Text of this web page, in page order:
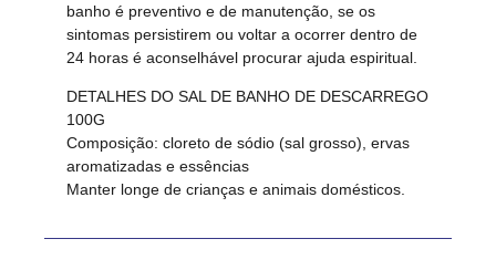
banho é preventivo e de manutenção, se os
sintomas persistirem ou voltar a ocorrer dentro de
24 horas é aconselhável procurar ajuda espiritual.
DETALHES DO SAL DE BANHO DE DESCARREGO
100G
Composição: cloreto de sódio (sal grosso), ervas
aromatizadas e essências
Manter longe de crianças e animais domésticos.